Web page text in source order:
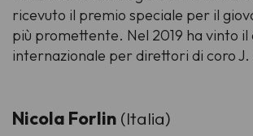
ricevuto il premio speciale per il
più promettente. Nel 2019 ha vinto il
internazionale per direttori di coro J.
Nicola Forlin (Italia)